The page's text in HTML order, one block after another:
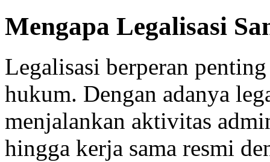
Mengapa Legalisasi
Legalisasi berperan
hukum. Dengan adanya
menjalankan aktivitas
hingga kerja sama resmi